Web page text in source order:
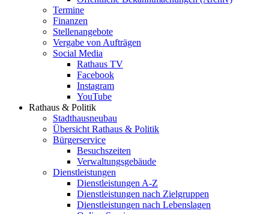
Termine
Finanzen
Stellenangebote
Vergabe von Aufträgen
Social Media
Rathaus TV
Facebook
Instagram
YouTube
Rathaus & Politik
Stadthausneubau
Übersicht Rathaus & Politik
Bürgerservice
Besuchszeiten
Verwaltungsgebäude
Dienstleistungen
Dienstleistungen A-Z
Dienstleistungen nach Zielgruppen
Dienstleistungen nach Lebenslagen